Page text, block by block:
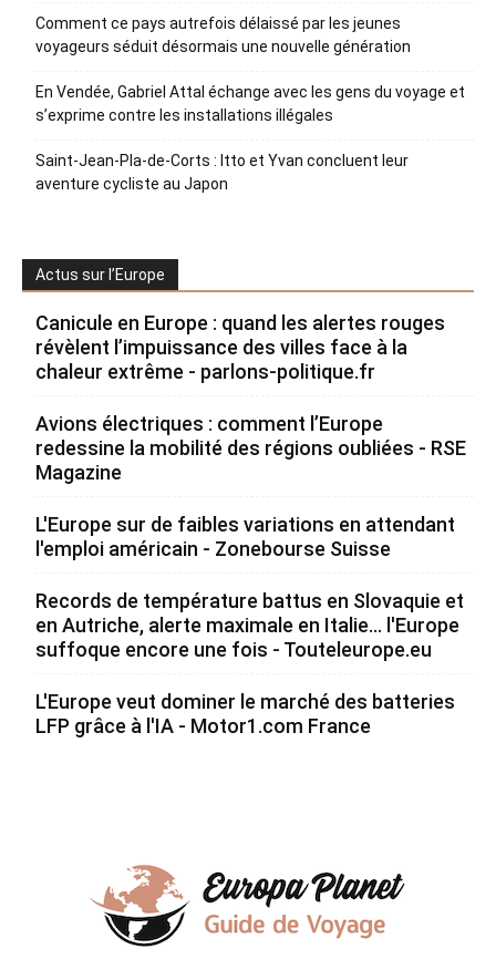
Comment ce pays autrefois délaissé par les jeunes
voyageurs séduit désormais une nouvelle génération
En Vendée, Gabriel Attal échange avec les gens du voyage et
s’exprime contre les installations illégales
Saint-Jean-Pla-de-Corts : Itto et Yvan concluent leur
aventure cycliste au Japon
Actus sur l’Europe
Canicule en Europe : quand les alertes rouges
révèlent l’impuissance des villes face à la
chaleur extrême - parlons-politique.fr
Avions électriques : comment l’Europe
redessine la mobilité des régions oubliées - RSE
Magazine
L'Europe sur de faibles variations en attendant
l'emploi américain - Zonebourse Suisse
Records de température battus en Slovaquie et
en Autriche, alerte maximale en Italie... l'Europe
suffoque encore une fois - Touteleurope.eu
L'Europe veut dominer le marché des batteries
LFP grâce à l'IA - Motor1.com France